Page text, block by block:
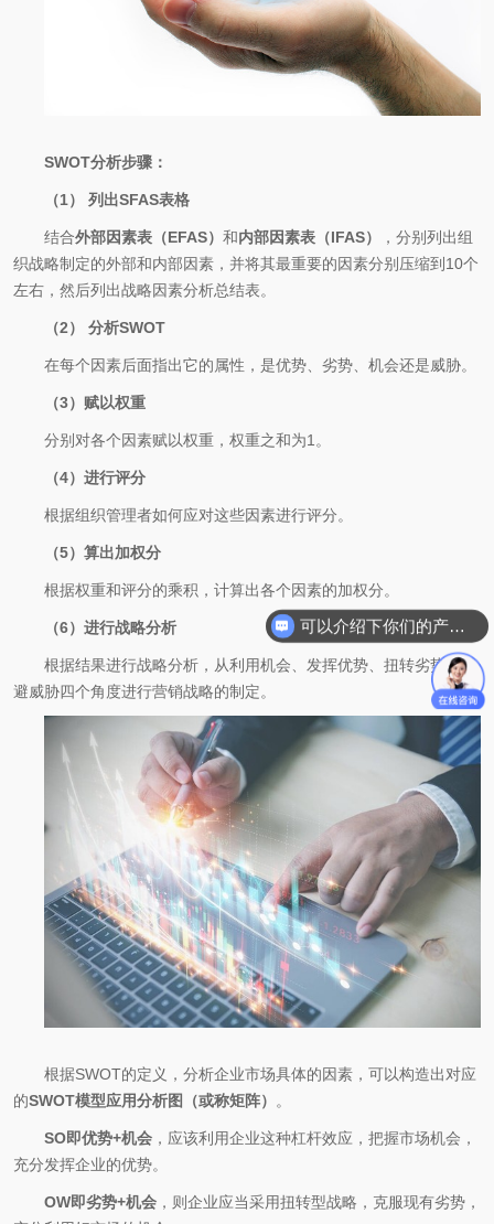
SWOT分析步骤：
（1） 列出SFAS表格
结合外部因素表（EFAS） 和内部因素表（IFAS）
，分别列出组
织战略制定的外部和内部因素，并将其最重要的因素分别压缩到10个
左右，然后列出战略因素分析总结表。
（2） 分析SWOT
在每个因素后面指出它的属性，是优势、劣势、机会还是威胁。
（3）赋以权重
分别对各个因素赋以权重，权重之和为1。
（4）进行评分
根据组织管理者如何应对这些因素进行评分。
（5）算出加权分
根据权重和评分的乘积，计算出各个因素的加权分。
（6）进行战略分析
根据结果进行战略分析，从利用机会、发挥优势、扭转劣势、回
避威胁四个角度进行营销战略的制定。
根据SWOT的定义，分析企业市场具体的因素，可以构造出对应
的SWOT模型应用分析图（或称矩阵） 。
SO即优势+机会 ，应该利用企业这种杠杆效应，把握市场机会，
充分发挥企业的优势。
OW即劣势+机会 ，则企业应当采用扭转型战略，克服现有劣势，
可以介绍下你们的产品么